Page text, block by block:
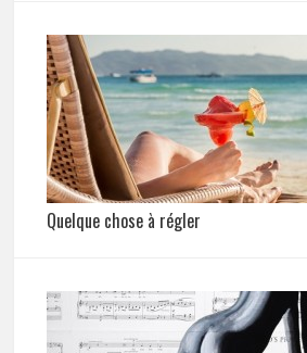
Quelque chose à régler